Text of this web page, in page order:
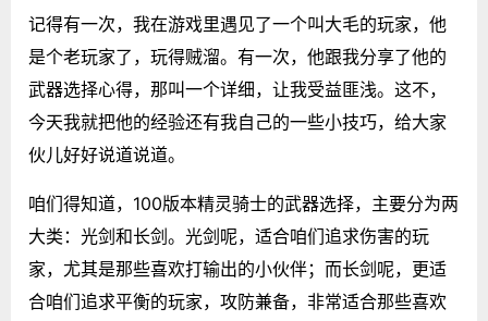
记得有一次，我在游戏里遇见了一个叫大毛的玩家，他
是个老玩家了，玩得贼溜。有一次，他跟我分享了他的
武器选择心得，那叫一个详细，让我受益匪浅。这不，
今天我就把他的经验还有我自己的一些小技巧，给大家
伙儿好好说道说道。
咱们得知道，100版本精灵骑士的武器选择，主要分为两
大类：光剑和长剑。光剑呢，适合咱们追求伤害的玩
家，尤其是那些喜欢打输出的小伙伴；而长剑呢，更适
合咱们追求平衡的玩家，攻防兼备，非常适合那些喜欢